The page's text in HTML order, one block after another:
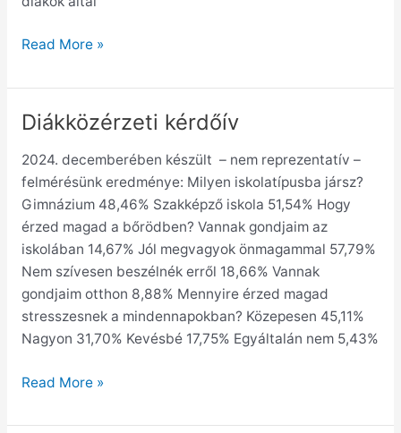
Read More »
Diákközérzeti kérdőív
2024. decemberében készült – nem reprezentatív –
felmérésünk eredménye: Milyen iskolatípusba jársz?
Gimnázium 48,46% Szakképző iskola 51,54% Hogy
érzed magad a bőrödben? Vannak gondjaim az
iskolában 14,67% Jól megvagyok önmagammal 57,79%
Nem szívesen beszélnék erről 18,66% Vannak
gondjaim otthon 8,88% Mennyire érzed magad
stresszesnek a mindennapokban? Közepesen 45,11%
Nagyon 31,70% Kevésbé 17,75% Egyáltalán nem 5,43%
Diákközérzeti
Read More »